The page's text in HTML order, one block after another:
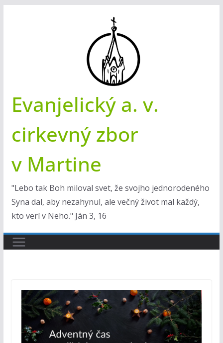
Evanjelický a. v.
cirkevný zbor
v Martine
"Lebo tak Boh miloval svet, že svojho jednorodeného
Syna dal, aby nezahynul, ale večný život mal každý,
kto verí v Neho." Ján 3, 16